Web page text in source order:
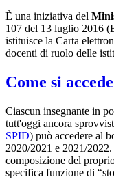
È una iniziativa del
107 del 13 luglio 2016
istituisce la Carta
docenti di ruolo delle
Come si
Ciascun insegnante in
tutt'oggi ancora
SPID) può accedere al
2020/2021 e 2021/
composizione del
specifica funzione di